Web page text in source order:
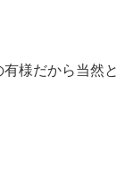
様だから当然と